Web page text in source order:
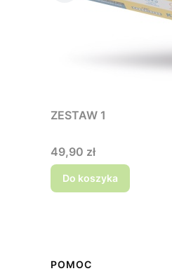
ZESTAW 1
Cena
49,90 zł
Do koszyka
POMOC